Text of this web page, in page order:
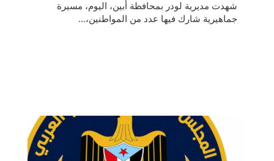
شهدت مديرية لودر بمحافظة أبين، اليوم، مسيرة
جماهيرية شارك فيها عدد من المواطنين،...